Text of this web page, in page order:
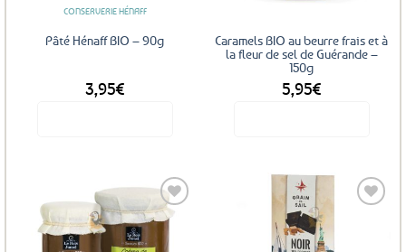
CONSERVERIE HÉNAFF
Pâté Hénaff BIO – 90g
3,95€
Caramels BIO au beurre frais et à
la fleur de sel de Guérande –
150g
5,95€
Ajouter